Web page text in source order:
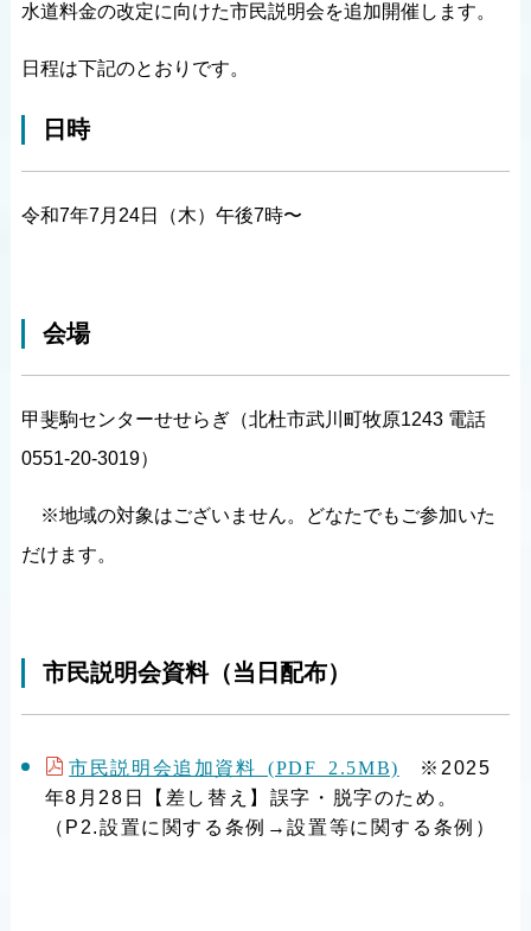
水道料金の改定に向けた市民説明会を追加開催します。
日程は下記のとおりです。
日時
令和7年7月24日（木）午後7時〜
会場
甲斐駒センターせせらぎ（北杜市武川町牧原1243 電話
0551-20-3019）
※地域の対象はございません。どなたでもご参加いた
だけます。
市民説明会資料（当日配布）
市民説明会追加資料 (PDF 2.5MB)
※2025
年8月28日【差し替え】誤字・脱字のため。
（P2.設置に関する条例→設置等に関する条例）